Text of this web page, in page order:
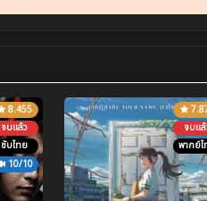
8.455
จบแล้ว
ซับไทย
10/10
จบแ
พากย์